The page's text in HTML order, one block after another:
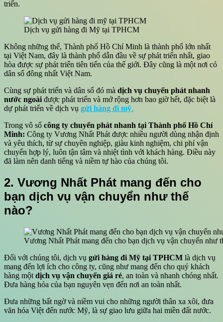
triển.
Dịch vụ gửi hàng đi Mỹ tại TPHCM
Không những thế, Thành phố Hồ Chí Minh là thành phố lớn nhất
tại Việt Nam, đây là thành phố dẫn đầu về sự phát triển nhất, giao
hòa được sự phát triển tiên tiến của thế giới. Đây cũng là một nơi có
dân số đông nhất Việt Nam.
Cùng sự phát triển và dân số đó mà dịch vụ chuyển phát nhanh
nước ngoài được phát triển và mở rộng hơn bao giờ hết, đặc biệt là
dự phát triển về dịch vụ gửi hàng đi mỹ.
Trong vô số công ty chuyển phát nhanh tại Thành phố Hồ Chí
Minh: Công ty Vương Nhất Phát được nhiều người dùng nhận định
và yêu thích, từ sự chuyên nghiệp, giàu kinh nghiệm, chi phí vận
chuyển hợp lý, luôn tận tâm và nhiệt tình với khách hàng. Điều này
đã làm nên danh tiếng và niềm tự hào của chúng tôi.
2. Vương Nhất Phát mang đến cho
bạn dịch vụ vận chuyển như thế
nào?
Vương Nhất Phát mang đến cho bạn dịch vụ vận chuyển như
Đối với chúng tôi, dịch vụ gửi hàng đi Mỹ tại TPHCM là dịch vụ
mang đến lợi ích cho công ty, cũng như mang đến cho quý khách
hàng một dịch vụ vận chuyển giá rẻ, an toàn và nhanh chóng nhất.
Đưa hàng hóa của bạn nguyên vẹn đến nơi an toàn nhất.
Đưa những bất ngờ và niềm vui cho những người thân xa xôi, đưa
văn hóa Việt đến nước Mỹ, là sự giao lưu giữa hai miền đất nước.